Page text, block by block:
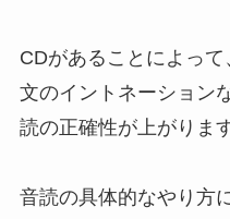
CDがあることによっ
文のイントネーション
読の正確性が上がります
音読の具体的なやり方